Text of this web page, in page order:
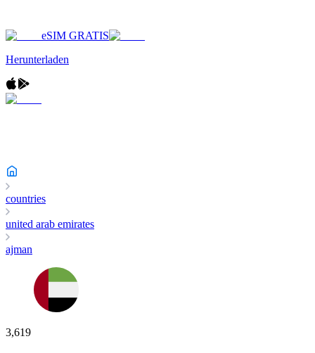
eSIM GRATIS
Herunterladen
countries
united arab emirates
ajman
3,619